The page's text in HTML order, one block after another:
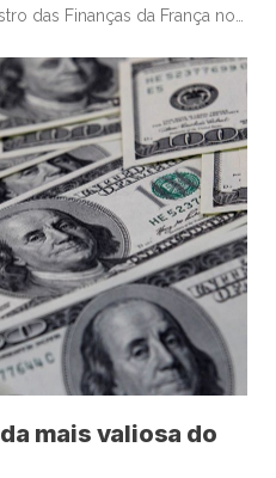
das Finanças da França nos
sua própria moeda — e, ainda
global. Enquanto o
mais valiosa do